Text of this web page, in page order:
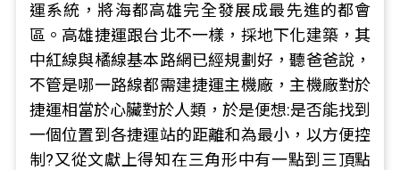
運系統，將海都高雄完全發展成最先進的都會
區。高雄捷運跟台北不一樣，採地下化建築，其
中紅線與橘線基本路網已經規劃好，聽爸爸說，
不管是哪一路線都需建捷運主機廠，主機廠對於
捷運相當於心臟對於人類，於是便想:是否能找到
一個位置到各捷運站的距離和為最小，以方便控
制?又從文獻上得知在三角形中有一點到三頂點